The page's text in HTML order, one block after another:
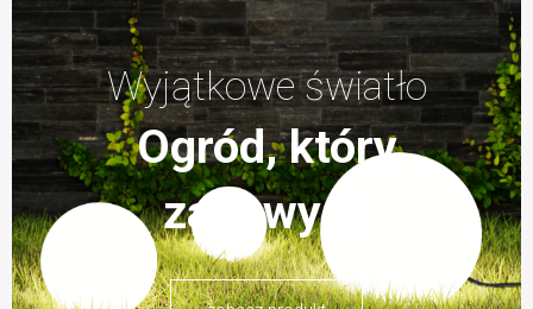
Wyjątkowe światło
Ogród, który
zachwyca